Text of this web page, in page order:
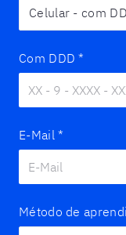
Com DDD *
E-Mail *
Método de